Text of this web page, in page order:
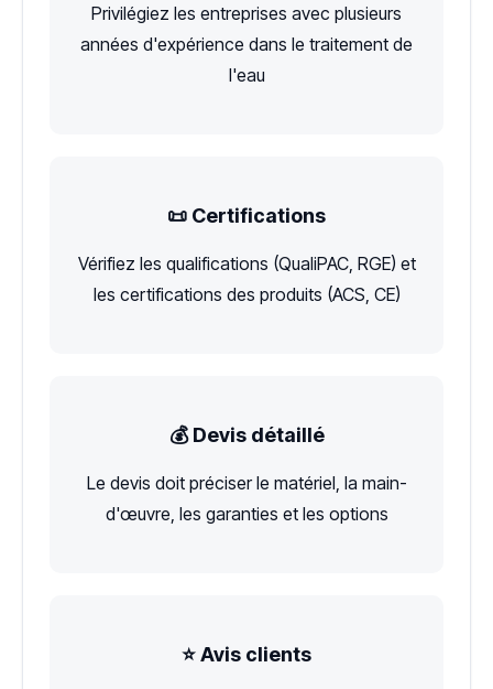
Privilégiez les entreprises avec plusieurs
années d'expérience dans le traitement de
l'eau
📜 Certifications
Vérifiez les qualifications (QualiPAC, RGE) et
les certifications des produits (ACS, CE)
💰 Devis détaillé
Le devis doit préciser le matériel, la main-
d'œuvre, les garanties et les options
⭐ Avis clients